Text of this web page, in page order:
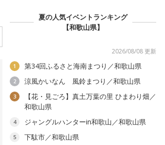
夏の人気イベントランキング
【和歌山県】
2026/08/08 更新
1 第34回ふるさと海南まつり／和歌山県
2 涼風かいなん 風鈴まつり／和歌山県
3
【花・見ごろ】真土万葉の里 ひまわり畑／
和歌山県
4 ジャングルハンターin和歌山／和歌山県
5
下駄市／和歌山県